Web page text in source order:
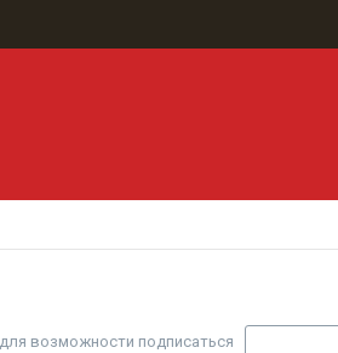
возможности подписаться